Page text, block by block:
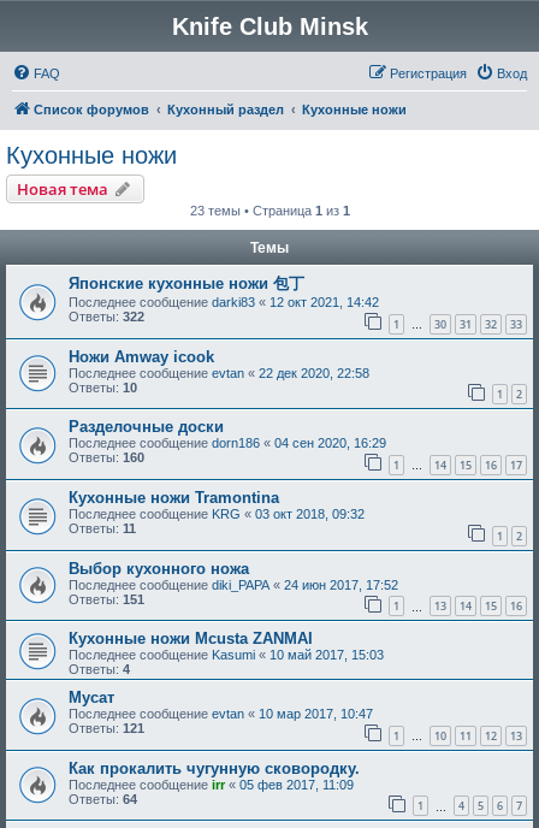
Knife Club Minsk
FAQ Вход
Регистрация
Список форумов Кухонный раздел Кухонные ножи
Кухонные ножи
Новая тема
23 темы • Страница 1 из 1
Темы
Японские кухонные ножи 包丁
Последнее сообщение darki83 « 12 окт 2021, 14:42
Ответы: 322 1 … 30 31 32 33
Ножи Amway icook
Последнее сообщение evtan « 22 дек 2020, 22:58
Ответы: 10 1 2
Разделочные доски
Последнее сообщение dorn186 « 04 сен 2020, 16:29
Ответы: 160 1 … 14 15 16 17
Кухонные ножи Tramontina
Последнее сообщение KRG « 03 окт 2018, 09:32
Ответы: 11 1 2
Выбор кухонного ножа
Последнее сообщение diki_PAPA « 24 июн 2017, 17:52
Ответы: 151 1 13 14 15 16
Кухонные ножи Mcusta ZANMAI
Последнее сообщение Kasumi « 10 май 2017, 15:03
Ответы: 4
Мусат
Последнее сообщение evtan « 10 мар 2017, 10:47
Ответы: 121 1 … 10 11 12 13
Как прокалить чугунную сковородку.
Последнее сообщение irr« 05 фев 2017, 11:09
Ответы: 64 1 4 5 6 7